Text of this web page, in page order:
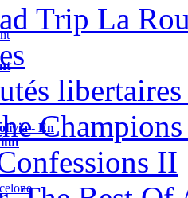
- En
Trip La
libertaires
II